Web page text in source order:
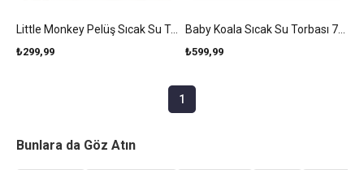
Little Monkey Pelüş Sıcak Su Torbası Bej
₺299,99 ₺599,99
1
Bunlara da Göz Atın